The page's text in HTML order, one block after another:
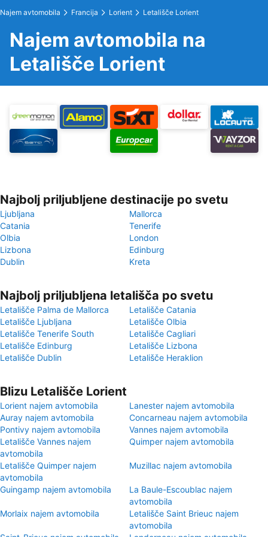
Najem avtomobila Francija Lorient Letališče Lorient
Najem avtomobila na
Letališče Lorient
Najbolj priljubljene destinacije po svetu
Ljubljana
Mallorca
Catania
Tenerife
Olbia
London
Lizbona
Edinburg
Dublin
Kreta
Najbolj priljubljena letališča po svetu
Letališče Palma de Mallorca
Letališče Catania
Letališče Ljubljana
Letališče Olbia
Letališče Tenerife South
Letališče Cagliari
Letališče Edinburg
Letališče Lizbona
Letališče Dublin
Letališče Heraklion
Blizu Letališče Lorient
Lorient najem avtomobila
Lanester najem avtomobila
Auray najem avtomobila
Concarneau najem avtomobila
Pontivy najem avtomobila
Vannes najem avtomobila
Letališče Vannes najem
avtomobila
Quimper najem avtomobila
Letališče Quimper najem
avtomobila
Muzillac najem avtomobila
Guingamp najem avtomobila
La Baule-Escoublac najem
avtomobila
Morlaix najem avtomobila
Letališče Saint Brieuc najem
avtomobila